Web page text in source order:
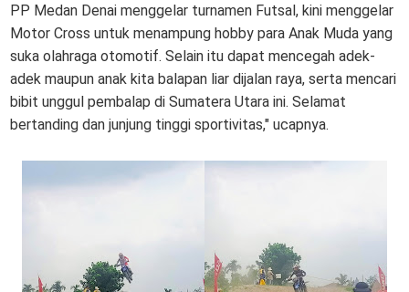
PP Medan Denai menggelar turnamen Futsal, kini menggelar
Motor Cross untuk menampung hobby para Anak Muda yang
suka olahraga otomotif. Selain itu dapat mencegah adek-
adek maupun anak kita balapan liar dijalan raya, serta mencari
bibit unggul pembalap di Sumatera Utara ini. Selamat
bertanding dan junjung tinggi sportivitas," ucapnya.